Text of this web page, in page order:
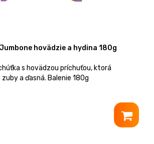
hovädzie a hydina 180g
s hovädzou príchuťou, ktorá
a ďasná. Balenie 180g